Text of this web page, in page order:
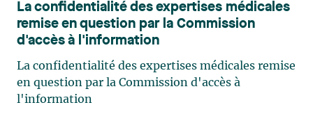
La confidentialité des expertises médicales
remise en question par la Commission
d'accès à l'information
La confidentialité des expertises médicales remise
en question par la Commission d'accès à
l'information